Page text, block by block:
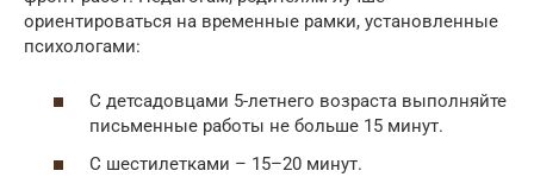
ориентироваться на временные рамки, установленные
психологами:
С детсадовцами 5-летнего возраста выполняйте
письменные работы не больше 15 минут.
С шестилетками – 15–20 минут.